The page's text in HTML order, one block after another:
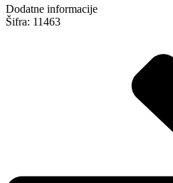
Dodatne informacije
Šifra: 11463